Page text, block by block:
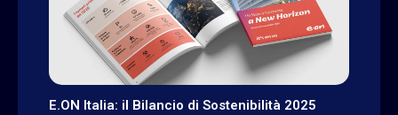
E.ON Italia: il Bilancio di Sostenibilità 2025